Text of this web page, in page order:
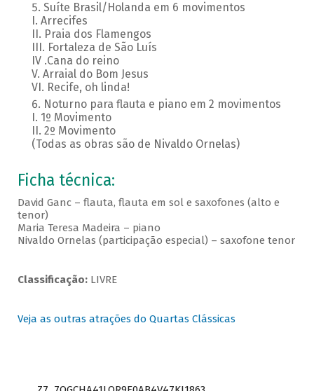
Suíte Brasil/Holanda em 6 movimentos
I. Arrecifes
II. Praia dos Flamengos
III. Fortaleza de São Luís
IV .Cana do reino
V. Arraial do Bom Jesus
VI. Recife, oh linda!
Noturno para flauta e piano em 2 movimentos
I. 1º Movimento
II. 2º Movimento
(Todas as obras são de Nivaldo Ornelas)
Ficha técnica:
David Ganc – flauta, flauta em sol e saxofones (alto e
tenor)
Maria Teresa Madeira – piano
Nivaldo Ornelas (participação especial) – saxofone tenor
Classificação:LIVRE
Veja as outras atrações do Quartas Clássicas